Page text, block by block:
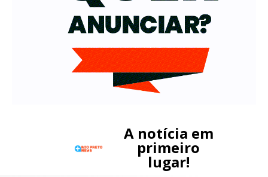
A notícia em
primeiro
lugar!